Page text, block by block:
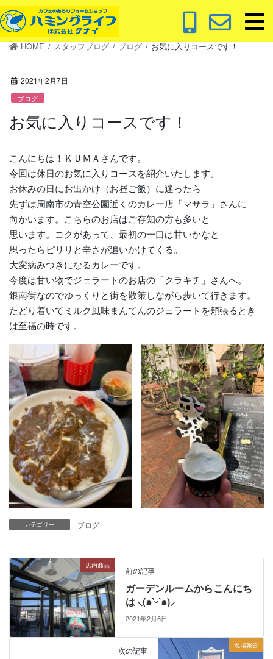
コ
ン
テ
ナ
ビ
ゲ
HOME スタッフブログ ブログ お気に入りコースです！
2021年2月7日
ブログ
お気に入りコースです！
こんにちは！ＫＵＭＡさんです。
今回は休日のお気に入りコースを紹介いたします。
お休みの日にお出かけ（お昼ご飯）に迷ったら
先ずは周南市の青空公園近くのカレー店「マサラ」さんに
向かいます。こちらのお店はご存知の方も多いと
思います。コクがあって、最初の一口は甘いかなと
思ったらピリリと辛さが追いかけてくる。
大変病みつきになるカレーです。
今度は甘い物でジェラートのお店の「クラキチ」さんへ。
銀南街なのでゆっくりと街を散策しながら歩いて行きます。
たどり着いてミルク風味まんてんのジェラートを頬張るとき
は至福の時です。
カテゴリー ブログ
店内商品 前の記事
ガーデンルームからこんにち
は ⸜(๑’ᵕ’๑)⸝
2021年2月6日
現場報告
次の記事